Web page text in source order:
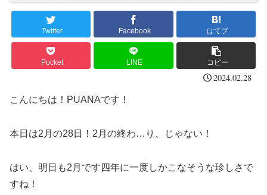
Twitter Facebook はてブ
Pocket LINE コピー
2024.02.28
こんにちは！PUANAです！
本日は2月の28日！2月の終わ…り、じゃない！
はい、明日も2月です四年に一度しかこなそうな珍しさで
すね！